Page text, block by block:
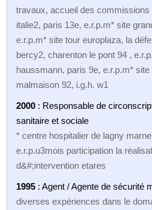
travaux, accueil des
italie2, paris 13e, e.r.p.m* site
e.r.p.m* site tour europlaza, la
bercy2, charenton le pont 94 ,
haussmann, paris 9e, e.r.p.m*
malmaison 92, i.g.h. w1
2000 : Responsable de
sanitaire et sociale
* centre hospitalier de lagny
e.r.p.u3mois participation la
d&#;intervention etares
1995 : Agent / Agente de sécurité
diverses expériences dans le